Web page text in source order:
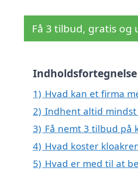
Få 3 tilbud, gratis
Indholdsfortegnelse
1) Hvad kan et firma
2) Indhent altid
3) Få nemt 3 tilbud på
4) Hvad koster
5) Hvad er med til at